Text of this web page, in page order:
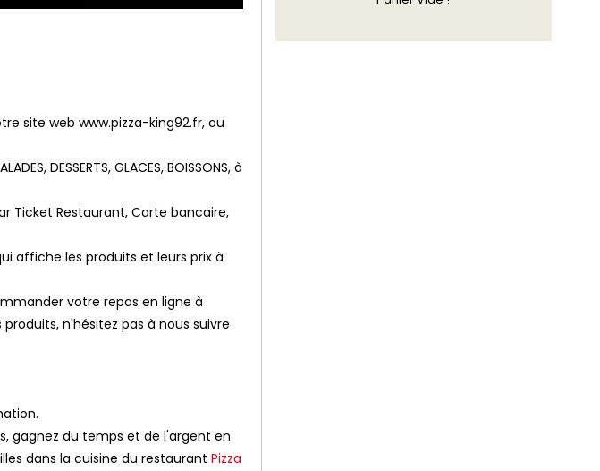
site web www.pizza-king92.fr, ou
DESSERTS, GLACES, BOISSONS, à
Ticket Restaurant, Carte bancaire,
affiche les produits et leurs prix à
votre repas en ligne à
n'hésitez pas à nous suivre
gagnez du temps et de l'argent en
dans la cuisine du restaurant Pizza